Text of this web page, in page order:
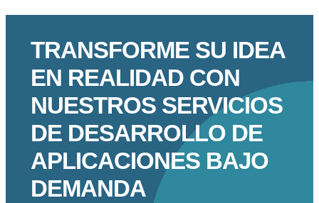
TRANSFORME SU IDEA
EN REALIDAD CON
NUESTROS SERVICIOS
DE DESARROLLO DE
APLICACIONES BAJO
DEMANDA